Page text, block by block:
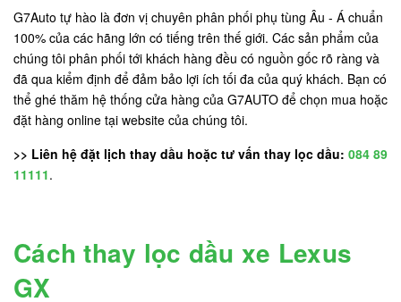
G7Auto tự hào là đơn vị chuyên phân phối phụ tùng Âu - Á chuẩn
100% của các hãng lớn có tiếng trên thế giới. Các sản phẩm của
chúng tôi phân phối tới khách hàng đều có nguồn gốc rõ ràng và
đã qua kiểm định để đảm bảo lợi ích tối đa của quý khách. Bạn có
thể ghé thăm hệ thống cửa hàng của G7AUTO để chọn mua hoặc
đặt hàng online tại website của chúng tôi.
>> Liên hệ đặt lịch thay dầu hoặc tư vấn thay lọc dầu: 084 89
11111.
Cách thay lọc dầu xe Lexus
GX